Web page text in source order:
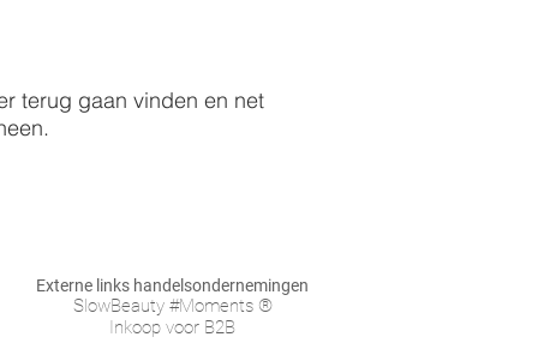
terug gaan vinden en net
Externe links handelsondernemingen
SlowBeauty #Moments ®
Inkoop voor B2B